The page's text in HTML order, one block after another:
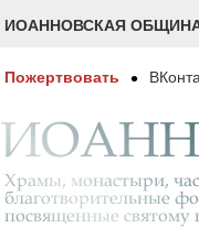
ИОАННОВСКАЯ
Пожертвовать
Храмы, монастыри,
благотворительные
посвященные